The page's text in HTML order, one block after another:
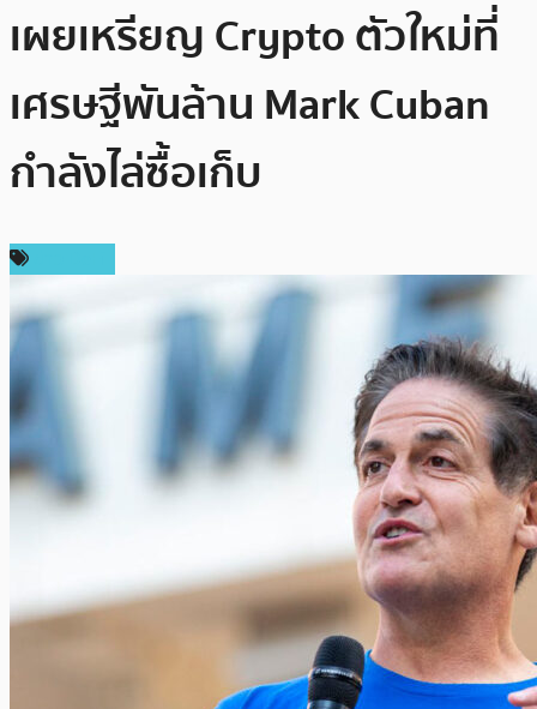
เผยเหรียญ Crypto ตัวใหม่ที่
เศรษฐีพันล้าน Mark Cuban
กำลังไล่ซื้อเก็บ